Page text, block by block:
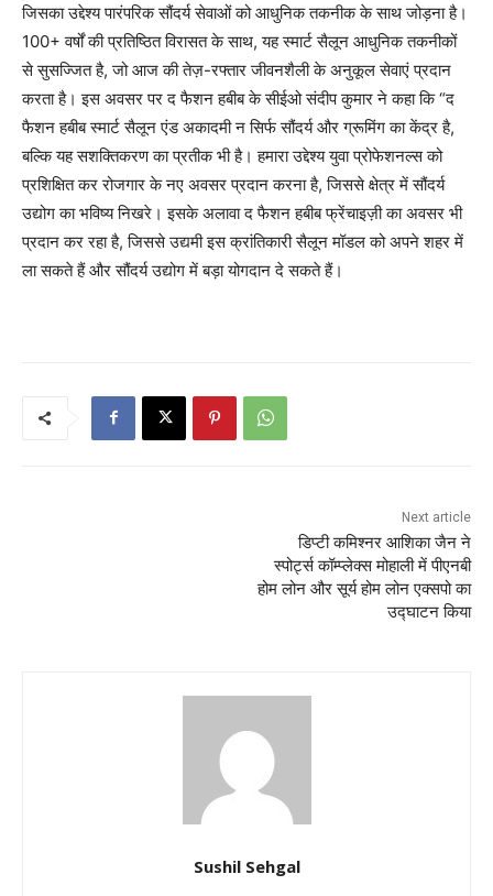
जिसका उद्देश्य पारंपरिक सौंदर्य सेवाओं को आधुनिक तकनीक के साथ जोड़ना है।
100+ वर्षों की प्रतिष्ठित विरासत के साथ, यह स्मार्ट सैलून आधुनिक तकनीकों
से सुसज्जित है, जो आज की तेज़-रफ्तार जीवनशैली के अनुकूल सेवाएं प्रदान
करता है। इस अवसर पर द फैशन हबीब के सीईओ संदीप कुमार ने कहा कि “द
फैशन हबीब स्मार्ट सैलून एंड अकादमी न सिर्फ सौंदर्य और ग्रूमिंग का केंद्र है,
बल्कि यह सशक्तिकरण का प्रतीक भी है। हमारा उद्देश्य युवा प्रोफेशनल्स को
प्रशिक्षित कर रोजगार के नए अवसर प्रदान करना है, जिससे क्षेत्र में सौंदर्य
उद्योग का भविष्य निखरे। इसके अलावा द फैशन हबीब फ्रेंचाइज़ी का अवसर भी
प्रदान कर रहा है, जिससे उद्यमी इस क्रांतिकारी सैलून मॉडल को अपने शहर में
ला सकते हैं और सौंदर्य उद्योग में बड़ा योगदान दे सकते हैं।
Next article
डिप्टी कमिश्नर आशिका जैन ने
स्पोर्ट्स कॉम्प्लेक्स मोहाली में पीएनबी
होम लोन और सूर्य होम लोन एक्सपो का
उद्घाटन किया
Sushil Sehgal